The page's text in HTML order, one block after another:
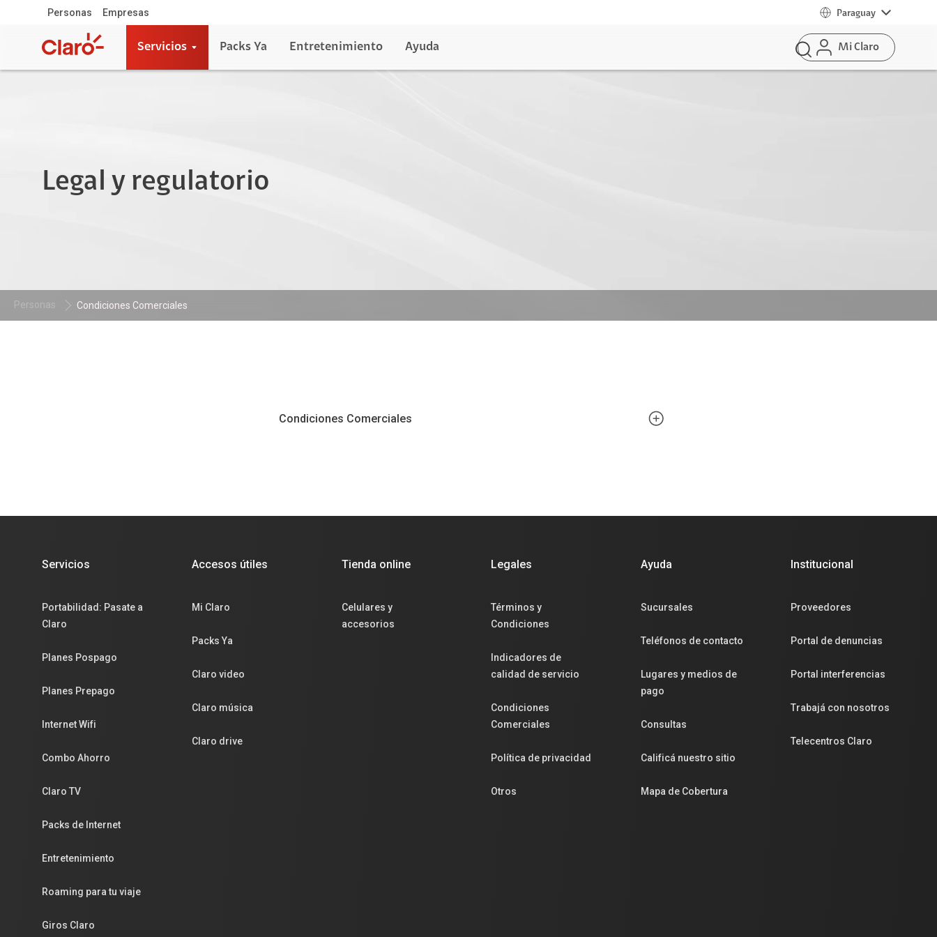
Personas Empresas Paraguay
Servicios Packs Ya Entretenimiento Ayuda Mi Claro
Legal y regulatorio
Personas Condiciones Comerciales
Condiciones Comerciales
Servicios
Portabilidad: Pasate a
Claro
Planes Pospago
Planes Prepago
Internet Wifi
Combo Ahorro
Claro TV
Packs de Internet
Entretenimiento
Roaming para tu viaje
Giros Claro
Accesos útiles
Mi Claro
Packs Ya
Claro video
Claro música
Claro drive
Tienda online
Celulares y
accesorios
Legales
Términos y
Condiciones
Indicadores de
calidad de servicio
Condiciones
Comerciales
Política de privacidad
Otros
Ayuda
Sucursales
Teléfonos de contacto
Lugares y medios de
pago
Consultas
Calificá nuestro sitio
Mapa de Cobertura
Institucional
Proveedores
Portal de denuncias
Portal interferencias
Trabajá con nosotros
Telecentros Claro